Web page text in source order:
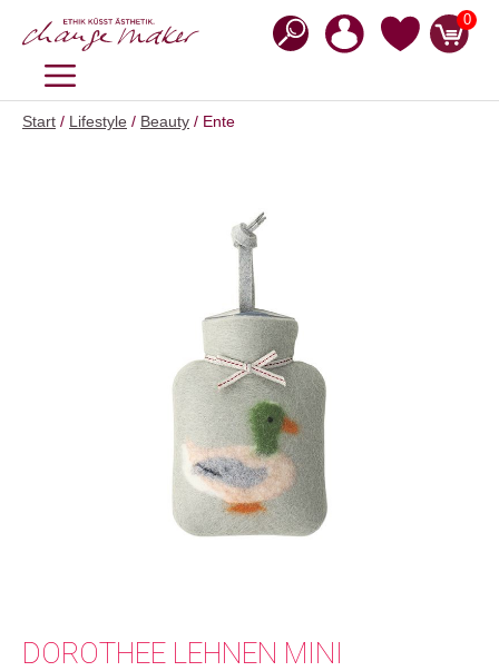
Inhalt
0
MENÜ
Start / Lifestyle / Beauty / Ente
DOROTHEE LEHNEN MINI